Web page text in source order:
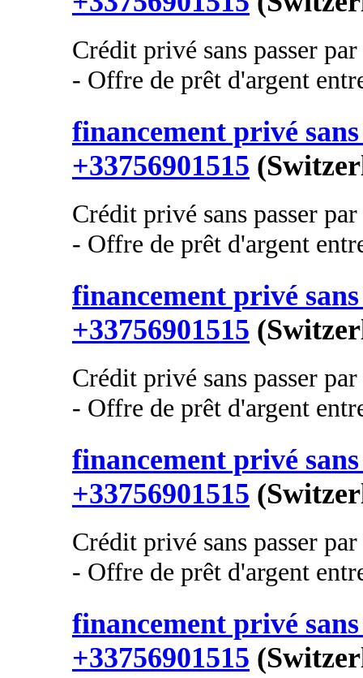
Crédit privé sans passer
- Offre de prêt d'argent
financement privé
+33756901515
Crédit privé sans passer
- Offre de prêt d'argent
financement privé
+33756901515
Crédit privé sans passer
- Offre de prêt d'argent
financement privé
+33756901515
Crédit privé sans passer
- Offre de prêt d'argent
financement privé
+33756901515